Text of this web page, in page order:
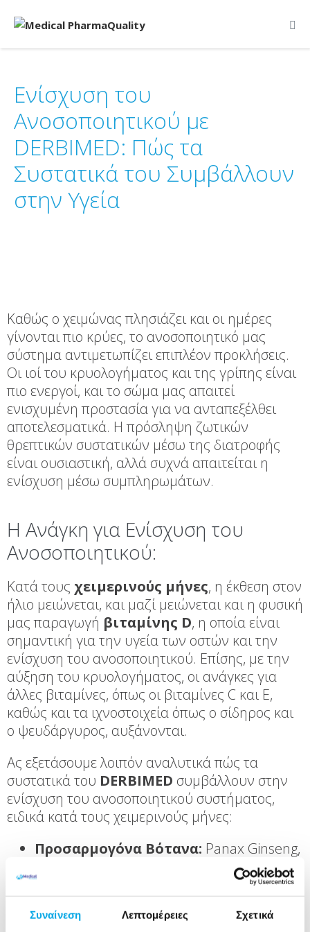
Συναίνεση Λεπτομέρειες Σχετικά
Ενίσχυση του
Ανοσοποιητικού με
DERBIMED: Πώς τα
Συστατικά του Συμβάλλουν
στην Υγεία
Καθώς ο χειμώνας πλησιάζει και οι ημέρες
γίνονται πιο κρύες, το ανοσοποιητικό μας
σύστημα αντιμετωπίζει επιπλέον προκλήσεις.
Οι ιοί του κρυολογήματος και της γρίπης είναι
πιο ενεργοί, και το σώμα μας απαιτεί
ενισχυμένη προστασία για να ανταπεξέλθει
αποτελεσματικά. Η πρόσληψη ζωτικών
θρεπτικών συστατικών μέσω της διατροφής
είναι ουσιαστική, αλλά συχνά απαιτείται η
ενίσχυση μέσω συμπληρωμάτων.
Η Ανάγκη για Ενίσχυση του
Ανοσοποιητικού:
Κατά τους χειμερινούς μήνες, η έκθεση στον
ήλιο μειώνεται, και μαζί μειώνεται και η φυσική
μας παραγωγή βιταμίνης D, η οποία είναι
σημαντική για την υγεία των οστών και την
ενίσχυση του ανοσοποιητικού. Επίσης, με την
αύξηση του κρυολογήματος, οι ανάγκες για
άλλες βιταμίνες, όπως οι βιταμίνες C και Ε,
καθώς και τα ιχνοστοιχεία όπως ο σίδηρος και
ο ψευδάργυρος, αυξάνονται.
Ας εξετάσουμε λοιπόν αναλυτικά πώς τα
συστατικά του DERBIMED συμβάλλουν στην
ενίσχυση του ανοσοποιητικού συστήματος,
ειδικά κατά τους χειμερινούς μήνες:
Προσαρμογόνα Βότανα: Panax Ginseng,
Siberian Ginseng, Rhodiola Rosea
Είναι γνωστό για
την ικανότητά του να μειώνει
σημαντικά την κόπωση που σχετίζεται